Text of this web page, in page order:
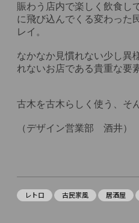
賑わう店内で楽しく飲食し
に飛び込んでくる変わった
レイ。
なかなか見慣れない少し異
れないお店である貴重な要素
古木を古木らしく使う、そ
（デザイン営業部　酒井）
レトロ 古民家風 居酒屋